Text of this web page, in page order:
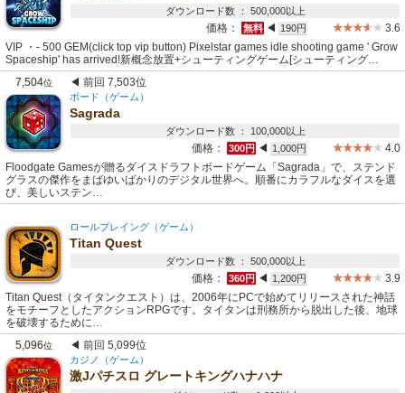
ダウンロード数 ： 500,000以上
価格： 無料 ◀ 190円
3.6
VIP ・- 500 GEM(click top vip button) Pixelstar games idle shooting game ' Grow
Spaceship' has arrived!新概念放置+シューティングゲーム[シューティング…
7,504位 ◀ 前回 7,503位
ボード（ゲーム）
Sagrada
ダウンロード数 ： 100,000以上
価格： 300円 ◀ 1,000円
4.0
Floodgate Gamesが贈るダイスドラフトボードゲーム「Sagrada」で、ステンド
グラスの傑作をまばゆいばかりのデジタル世界へ。順番にカラフルなダイスを選
び、美しいステン…
ロールプレイング（ゲーム）
Titan Quest
ダウンロード数 ： 500,000以上
価格： 360円 ◀ 1,200円
3.9
Titan Quest（タイタンクエスト）は、2006年にPCで始めてリリースされた神話
をモチーフとしたアクションRPGです。タイタンは刑務所から脱出した後、地球
を破壊するために…
5,096位 ◀ 前回 5,099位
カジノ（ゲーム）
激Jパチスロ グレートキングハナハナ